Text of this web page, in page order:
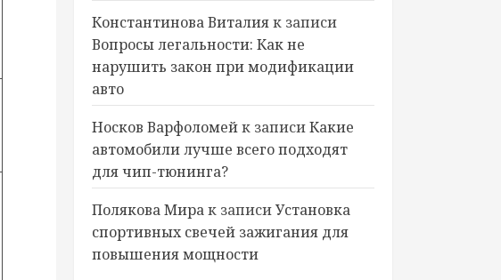
Константинова Виталияк записи
Вопросы легальности: Как не
нарушить закон при модификации
авто
Носков Варфоломейк записиКакие
автомобили лучше всего подходят
для чип-тюнинга?
Полякова Мирак записиУстановка
спортивных свечей зажигания для
повышения мощности